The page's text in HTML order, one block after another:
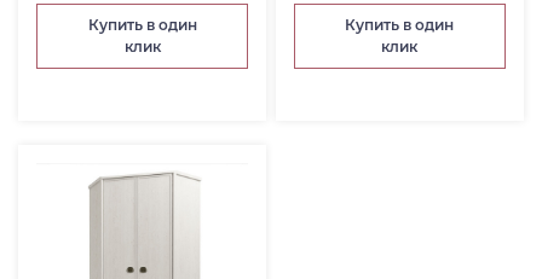
Купить в один
клик
Купить в один
клик